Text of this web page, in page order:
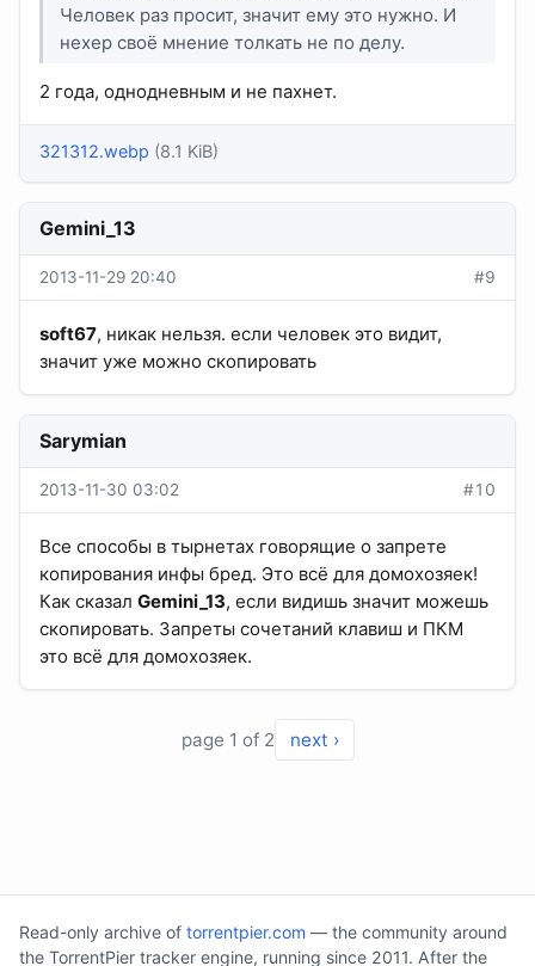
Человек раз просит, значит ему это нужно. И
нехер своё мнение толкать не по делу.
2 года, однодневным и не пахнет.
321312.webp (8.1 KiB)
Gemini_13
2013-11-29 20:40 #9
soft67, никак нельзя. если человек это видит,
значит уже можно скопировать
Sarymian
2013-11-30 03:02 #10
Все способы в тырнетах говорящие о запрете
копирования инфы бред. Это всё для домохозяек!
Как сказал Gemini_13, если видишь значит можешь
скопировать. Запреты сочетаний клавиш и ПКМ
это всё для домохозяек.
page 1 of 2 next ›
Read-only archive of torrentpier.com — the community around
the TorrentPier tracker engine, running since 2011. After the